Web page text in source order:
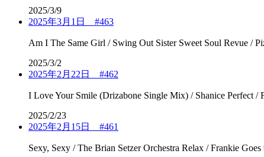
2025/3/9
2025年3月1日 #463
Am I The Same Girl / Swing Out Sister Sweet Soul Revue /
2025/3/2
2025年2月22日 #462
I Love Your Smile (Drizabone Single Mix) / Shanice
2025/2/23
2025年2月15日 #461
Sexy, Sexy / The Brian Setzer Orchestra Relax / Frankie